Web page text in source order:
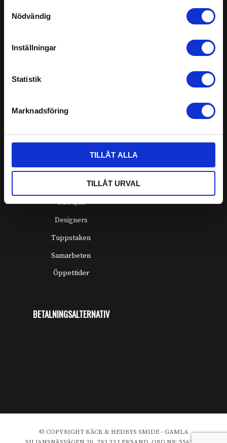
Nödvändig
Inställningar
Statistik
Marknadsföring
TILLÅT ALLA
TILLÅT URVAL
Ångerrätt
OM OSS
Smedjan
Designers
Tuppstaken
Samarbeten
Öppettider
BETALNINGSALTERNATIV
© COPYRIGHT KÄCK & HEDBYS SMIDE - GAMLA